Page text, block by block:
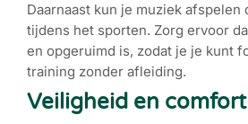
Daarnaast kun je muziek
tijdens het sporten. Zorg ervoor
en opgeruimd is, zodat je je kunt
training zonder afleiding.
Veiligheid en comfort